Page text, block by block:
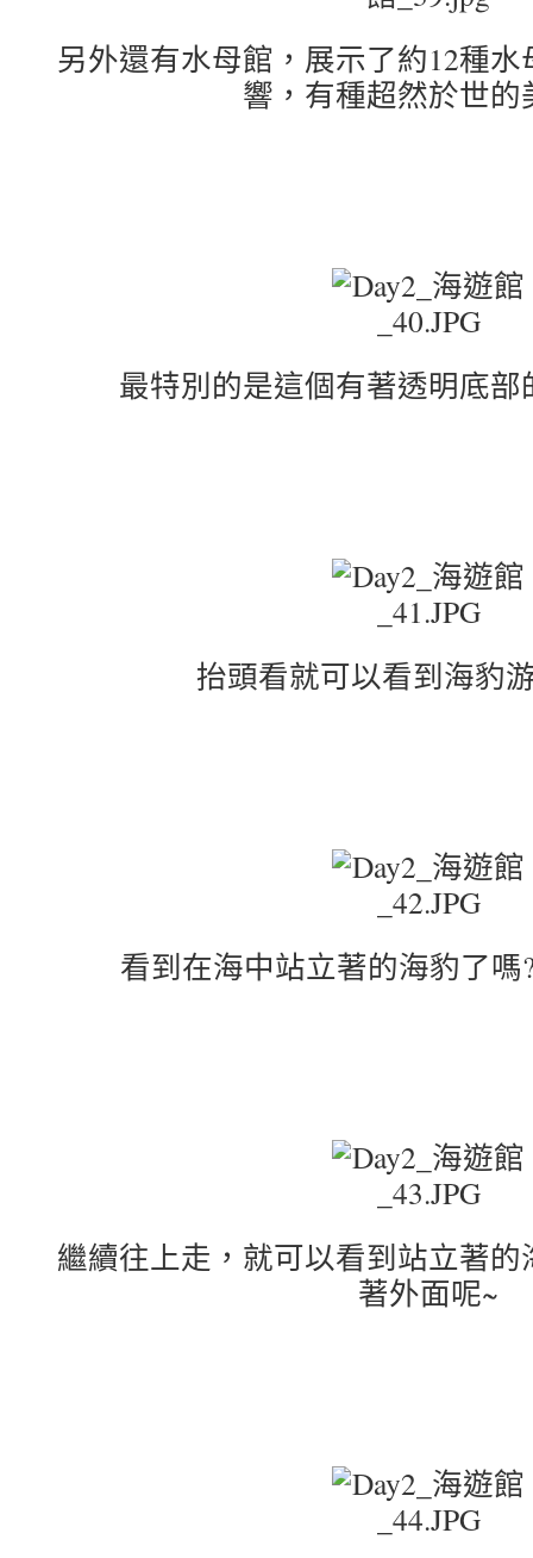
另外還有水母館，展示了約12種
響，有種超然於世的
最特別的是這個有著透明底
抬頭看就可以看到海豹
看到在海中站立著的海豹了嗎
繼續往上走，就可以看到站立著
著外面呢~